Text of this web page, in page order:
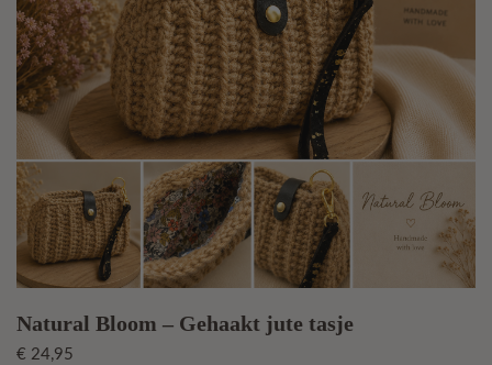
Natural Bloom – Gehaakt jute tasje
€ 24,95